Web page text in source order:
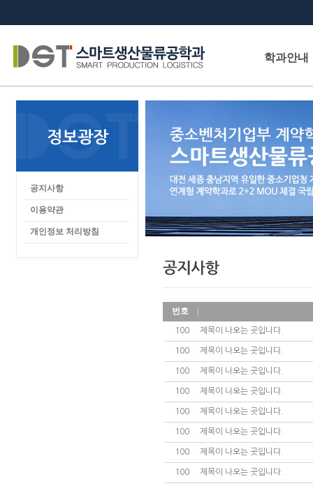
학과안내
공지사항
이용약관
개인정보 처리방침
번호
100 제목이 나오는 곳입니다.
100 제목이 나오는 곳입니다.
100 제목이 나오는 곳입니다.
100 제목이 나오는 곳입니다.
100 제목이 나오는 곳입니다.
100 제목이 나오는 곳입니다.
100 제목이 나오는 곳입니다.
100 제목이 나오는 곳입니다.